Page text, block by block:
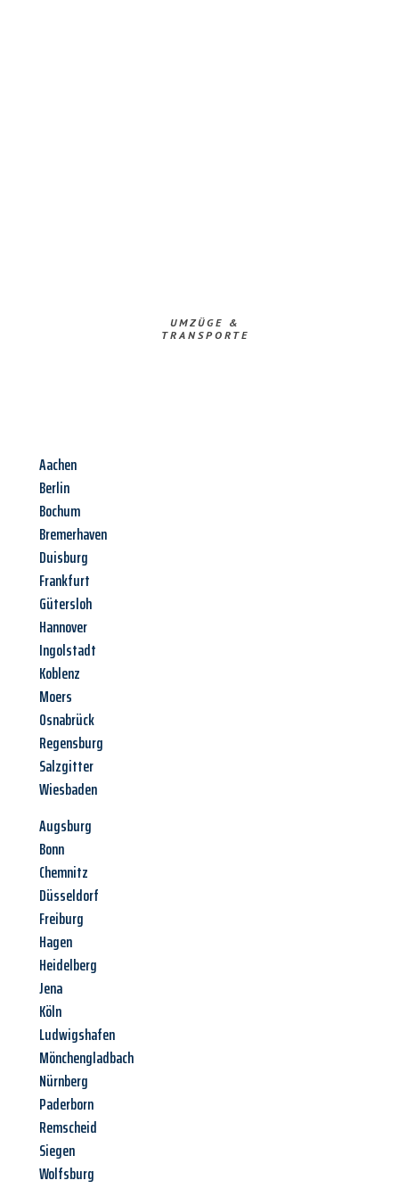
UMZÜGE &
TRANSPORTE
Aachen
Berlin
Bochum
Bremerhaven
Duisburg
Frankfurt
Gütersloh
Hannover
Ingolstadt
Koblenz
Moers
Osnabrück
Regensburg
Salzgitter
Wiesbaden
Augsburg
Bonn
Chemnitz
Düsseldorf
Freiburg
Hagen
Heidelberg
Jena
Köln
Ludwigshafen
Mönchengladbach
Nürnberg
Paderborn
Remscheid
Siegen
Wolfsburg